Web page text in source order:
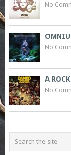
No
No
A
No